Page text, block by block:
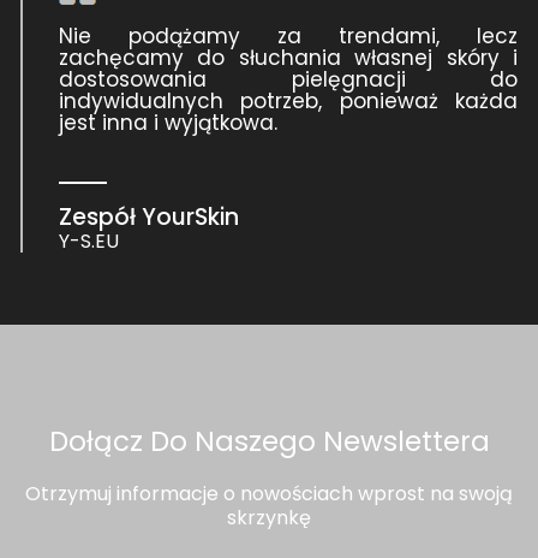
Nie podążamy za trendami, lecz
zachęcamy do słuchania własnej skóry i
dostosowania pielęgnacji do
indywidualnych potrzeb, ponieważ każda
jest inna i wyjątkowa.
Zespół YourSkin
Y-S.EU
Dołącz Do Naszego Newslettera
Otrzymuj informacje o nowościach wprost na swoją
skrzynkę